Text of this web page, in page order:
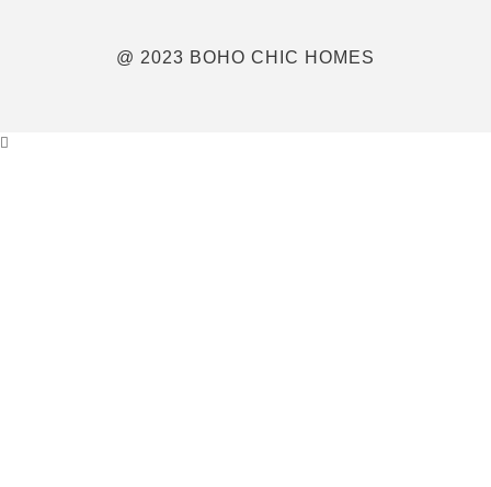
@ 2023 BOHO CHIC HOMES